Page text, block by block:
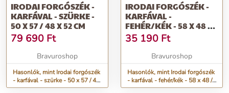
IRODAI FORGÓSZÉK -
KARFÁVAL - SZÜRKE -
50 X 57 / 48 X 52 CM
79 690 Ft
Bravuroshop
Hasonlók, mint Irodai forgószék
- karfával - szürke - 50 x 57 / 48
x 52 cm
IRODAI FORGÓSZÉK -
KARFÁVAL -
FEHÉR/KÉK - 58 X 48 /
50 X 50 CM
35 190 Ft
Bravuroshop
Hasonlók, mint Irodai forgószék
- karfával - fehér/kék - 58 x 48 /
50 x 50 cm